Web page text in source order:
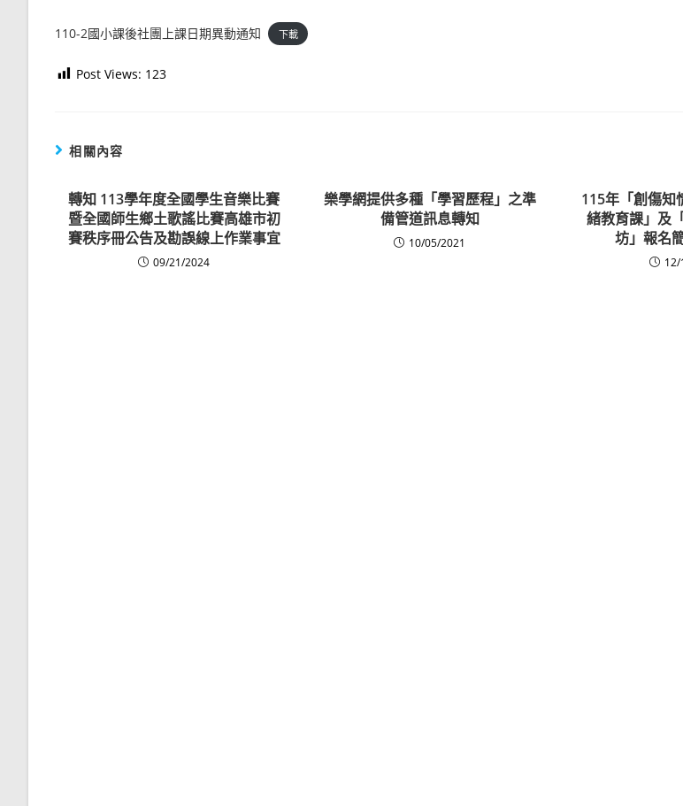
110-2國小課後社團上課日期異動通知 下載
Post Views: 123
相關內容
轉知 113學年度全國學生音樂比賽
暨全國師生鄉土歌謠比賽高雄市初
賽秩序冊公告及勘誤線上作業事宜
09/21/2024
樂學網提供多種「學習歷程」之準
備管道訊息轉知
10/05/2021
115年「創傷知
緒教育課」及
坊」報名